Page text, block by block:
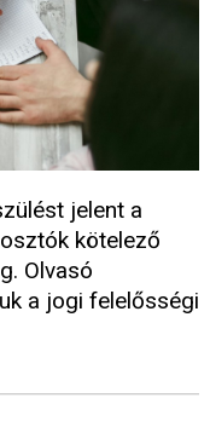
jelent a
kötelező
Olvasó
a jogi felelősségi